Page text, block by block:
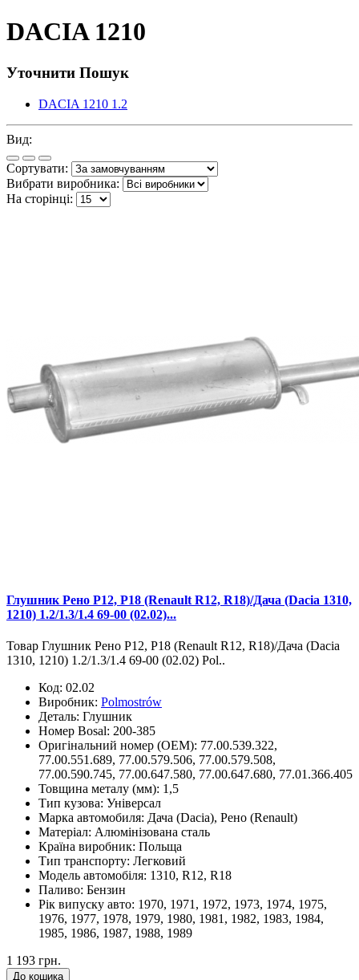
DACIA 1210
Уточнити Пошук
DACIA 1210 1.2
Вид:
Сортувати:
Вибрати виробника:
На сторінці:
Глушник Рено Р12, Р18 (Renault R12, R18)/Дача (Dacia 1310,
1210) 1.2/1.3/1.4 69-00 (02.02)...
Товар Глушник Рено Р12, Р18 (Renault R12, R18)/Дача (Dacia
1310, 1210) 1.2/1.3/1.4 69-00 (02.02) Pol..
Код: 02.02
Виробник: Polmostrów
Деталь: Глушник
Номер Bosal: 200-385
Оригінальний номер (OEM): 77.00.539.322,
77.00.551.689, 77.00.579.506, 77.00.579.508,
77.00.590.745, 77.00.647.580, 77.00.647.680, 77.01.366.405
Товщина металу (мм): 1,5
Тип кузова: Універсал
Марка автомобиля: Дача (Dacia), Рено (Renault)
Матеріал: Алюмінізована сталь
Країна виробник: Польща
Тип транспорту: Легковий
Модель автомобіля: 1310, R12, R18
Паливо: Бензин
Рік випуску авто: 1970, 1971, 1972, 1973, 1974, 1975,
1976, 1977, 1978, 1979, 1980, 1981, 1982, 1983, 1984,
1985, 1986, 1987, 1988, 1989
1 193 грн.
До кошика